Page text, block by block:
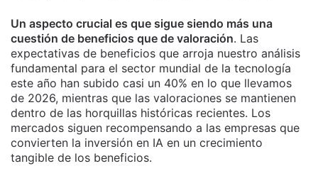
Un aspecto crucial es que sigue siendo más una
cuestión de beneficios que de valoración. Las
expectativas de beneficios que arroja nuestro análisis
fundamental para el sector mundial de la tecnología
este año han subido casi un 40% en lo que llevamos
de 2026, mientras que las valoraciones se mantienen
dentro de las horquillas históricas recientes. Los
mercados siguen recompensando a las empresas que
convierten la inversión en IA en un crecimiento
tangible de los beneficios.